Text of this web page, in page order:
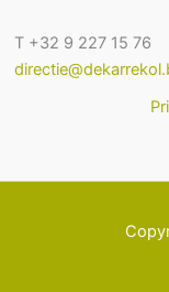
T +32 9 227 15 76